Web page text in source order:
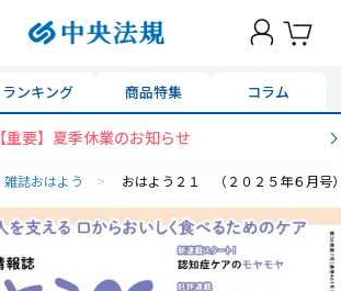
ランキング 商品特集 コラム
【重要】夏季休業のお知らせ
雑誌おはよう > おはよう２１ （２０２５年６月号